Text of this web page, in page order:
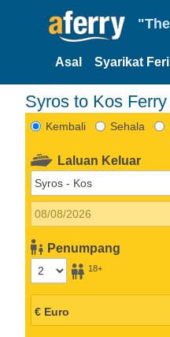
Asal Syarikat Feri
Syros to Kos Ferry
Kembali Sehala
Laluan Keluar
Penumpang
18+